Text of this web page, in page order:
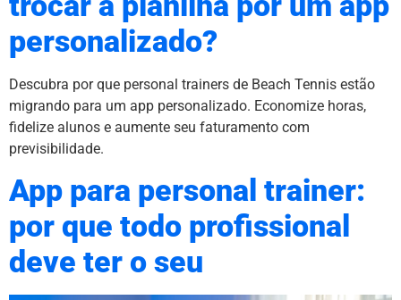
personalizado?
Descubra por que personal trainers de Beach Tennis estão
migrando para um app personalizado. Economize horas,
fidelize alunos e aumente seu faturamento com
previsibilidade.
App para personal trainer:
por que todo profissional
deve ter o seu